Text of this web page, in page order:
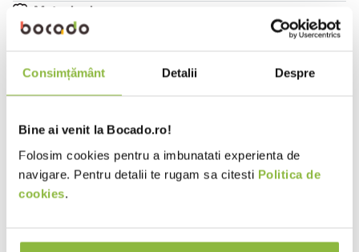
Consimțământ Detalii Despre
Bine ai venit la Bocado.ro!
Folosim cookies pentru a imbunatati experienta de
navigare. Pentru detalii te rugam sa citesti Politica de
cookies.
Metode de preparare
Preincalziti uleiul din friteuza la 180°C. Prajiti
pachetelele de primavara congelate timp de 4-5
Tigaie
6 min:
Puneti la incins cateva linguri de ulei intr-o tigaie
apoi adaugati produsul congelat si prajiti timp de 3